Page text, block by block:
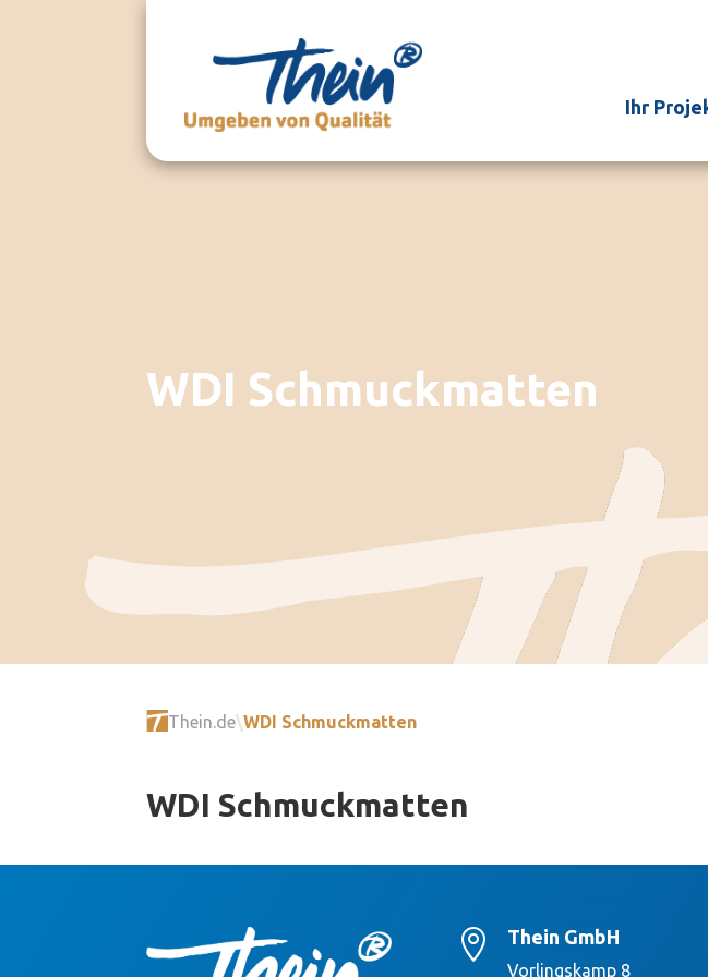
Ihr
WDI Schmuckmatten
Thein.de\WDI Schmuckmatten
WDI Schmuckmatten
 Thein GmbH
Vorlingskamp 8